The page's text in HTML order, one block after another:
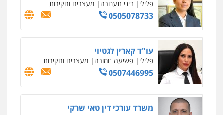
וחקירות
0542255161
גל דהן – משרד עורך דין פלילי
פלילי פשיעה חמורה סמים מעצרים
וחקירות
0544723840
עו"ד ראוף נג'אר